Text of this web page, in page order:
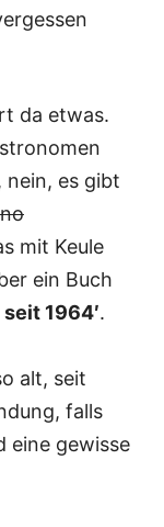
da etwas.
es gibt
mit Keule
ein Buch
seit 1964′.
alt, seit
falls
eine gewisse